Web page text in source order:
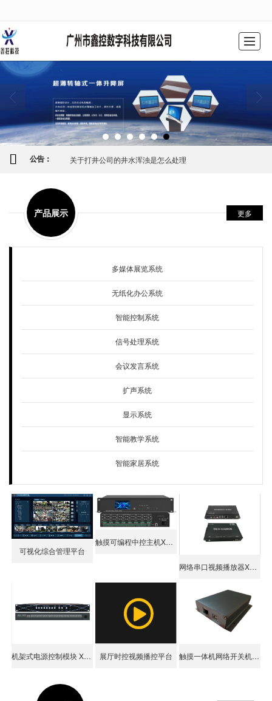
网站首页公司简介 解决方案新闻动态
公告： 关于打井公司的井水浑浊是怎么处理
产品展示 更多
多媒体展览系统
无纸化办公系统
智能控制系统
信号处理系统
会议发言系统
扩声系统
显示系统
智能教学系统
智能家居系统
可视化综合管理平台
触摸可编程中控主机XK-PVD6800
网络串口视频播放器XK-WB1000
机架式电源控制模块 XK-PW80 展厅时控视频播控平台 触摸一体机网络开关机控制器